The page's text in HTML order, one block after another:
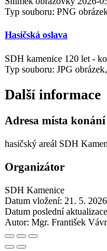
Typ souboru: PNG
Hasičská oslava
SDH kamenice 120 let -
Typ souboru: JPG
Další informace
Adresa místa konání
hasičský areál SDH
Organizátor
SDH Kamenice
Datum vložení: 21. 5.
Datum poslední
Autor: Mgr. František